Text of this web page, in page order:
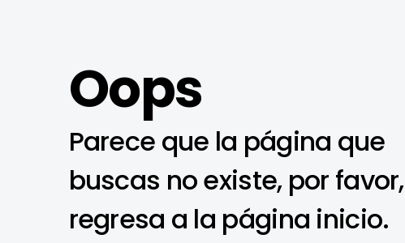
Oops
Parece que la página que
buscas no existe, por favor,
regresa a la página inicio.